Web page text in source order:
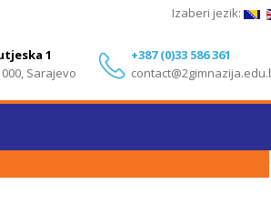
+387 (0)33 586 361
1
Sarajevo
Izaberi jezik: